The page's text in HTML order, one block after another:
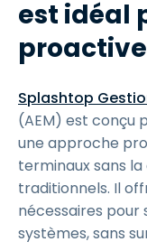
est idéal
Splashtop
(AEM) est conçu
une approche
terminaux sans
traditionnels. Il
nécessaires
systèmes, sans